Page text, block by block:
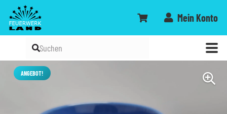
Mein Konto
ANGEBOT!